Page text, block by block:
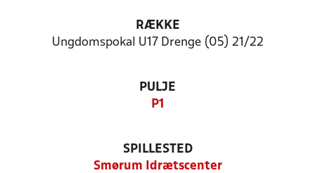
RÆKKE
Ungdomspokal U17 Drenge (05) 21/22
PULJE
P1
SPILLESTED
Smørum Idrætscenter